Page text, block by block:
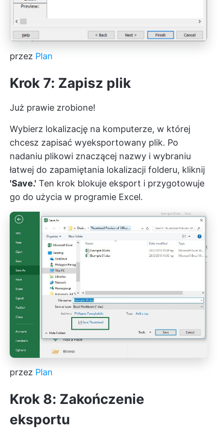
przez Plan
Krok 7: Zapisz plik
Już prawie zrobione!
Wybierz lokalizację na komputerze, w której
chcesz zapisać wyeksportowany plik. Po
nadaniu plikowi znaczącej nazwy i wybraniu
łatwej do zapamiętania lokalizacji folderu, kliknij
'Save.' Ten krok blokuje eksport i przygotowuje
go do użycia w programie Excel.
przez Plan
Krok 8: Zakończenie
eksportu